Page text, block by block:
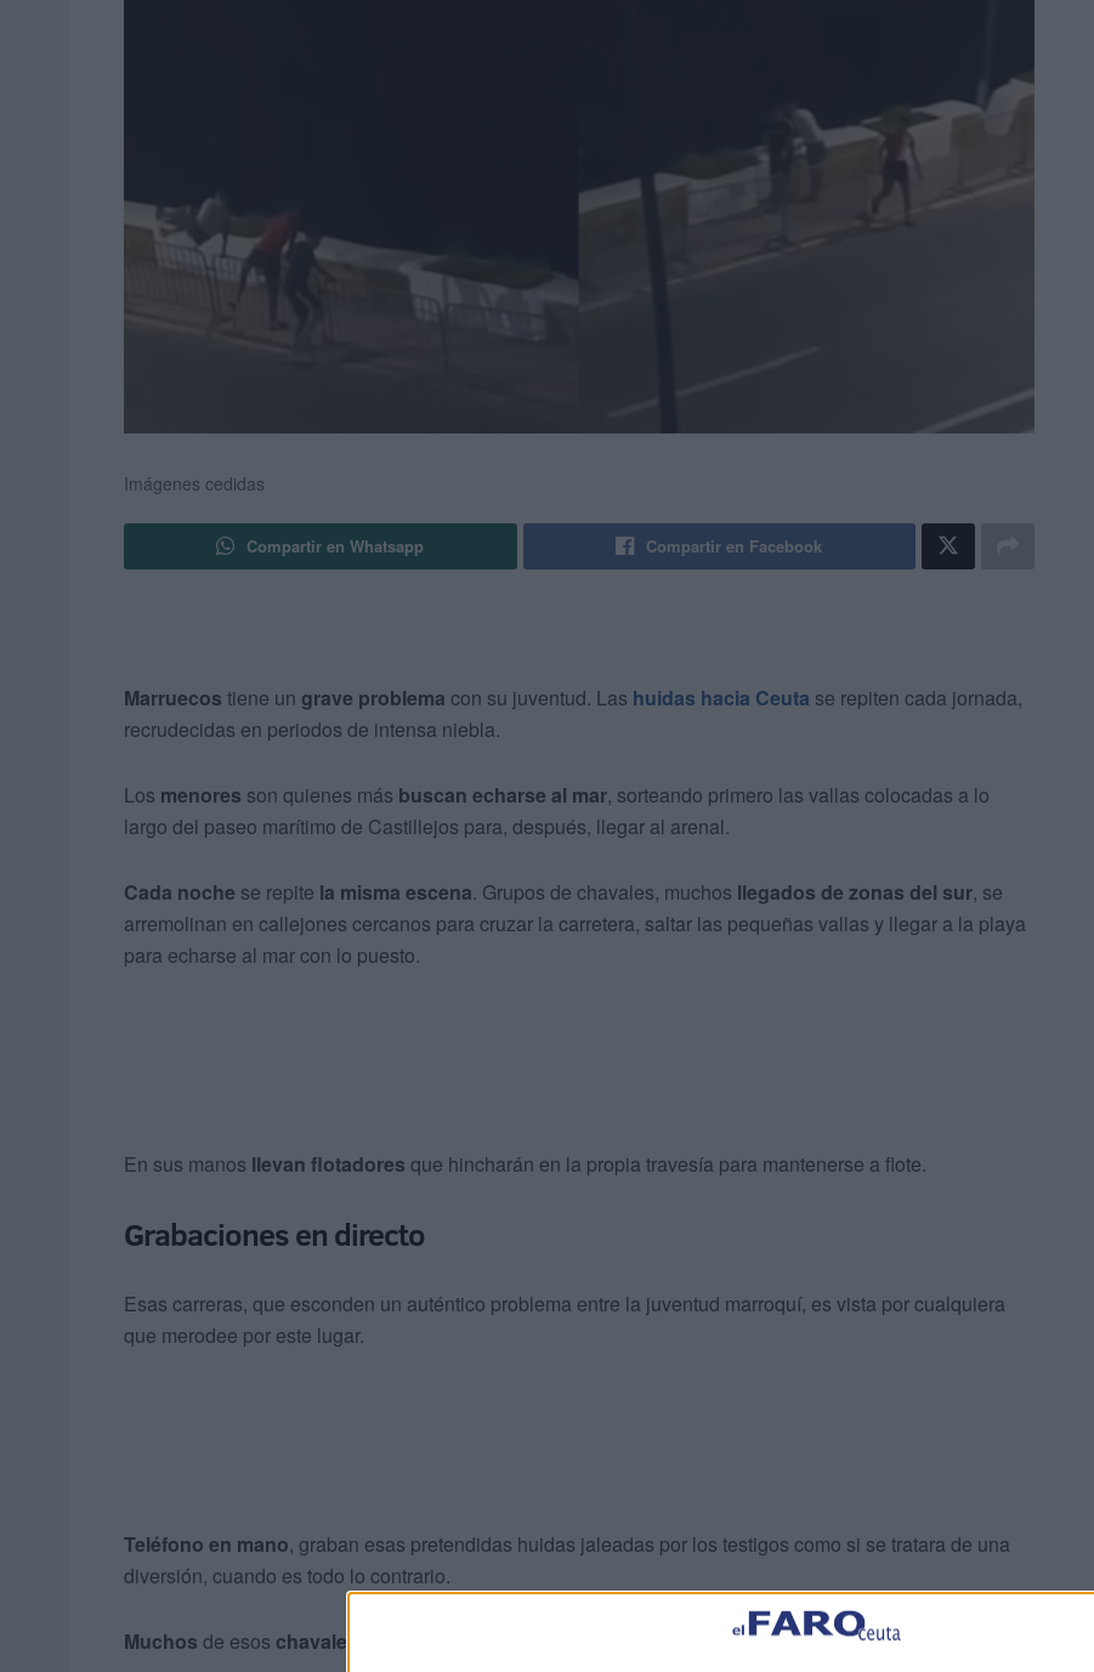
Imágenes cedidas
Compartir en Whatsapp Compartir en Facebook
Marruecos tiene un grave problema con su juventud. Las huidas hacia Ceuta se repiten cada jornada,
recrudecidas en periodos de intensa niebla.
Los menores son quienes más buscan echarse al mar, sorteando primero las vallas colocadas a lo
largo del paseo marítimo de Castillejos para, después, llegar al arenal.
Cada noche se repite la misma escena. Grupos de chavales, muchos llegados de zonas del sur, se
arremolinan en callejones cercanos para cruzar la carretera, saltar las pequeñas vallas y llegar a la playa
para echarse al mar con lo puesto.
En sus manos llevan flotadores que hincharán en la propia travesía para mantenerse a flote.
Grabaciones en directo
Esas carreras, que esconden un auténtico problema entre la juventud marroquí, es vista por cualquiera
que merodee por este lugar.
Teléfono en mano, graban esas pretendidas huidas jaleadas por los testigos como si se tratara de una
diversión, cuando es todo lo contrario.
Muchos de esos chavales han desaparecido o muerto